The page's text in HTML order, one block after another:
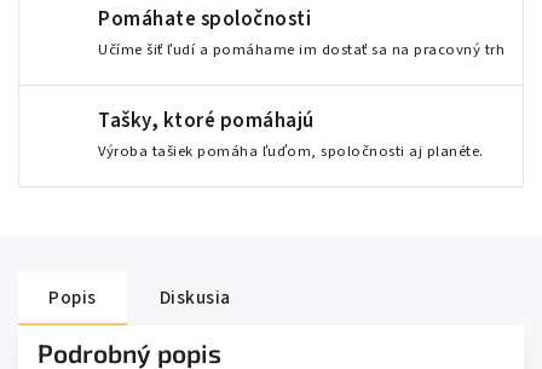
Pomáhate spoločnosti
Učíme šiť ľudí a pomáhame im dostať sa na pracovný trh
Tašky, ktoré pomáhajú
Výroba tašiek pomáha ľuďom, spoločnosti aj planéte.
Popis Diskusia
Podrobný popis